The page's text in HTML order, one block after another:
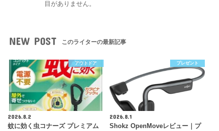
目がありません。
NEW POST このライターの最新記事
アウトドア
2026.8.2
蚊に効く虫コナーズ プレミアム
プレゼント
2026.8.1
Shokz OpenMoveレビュー｜プ